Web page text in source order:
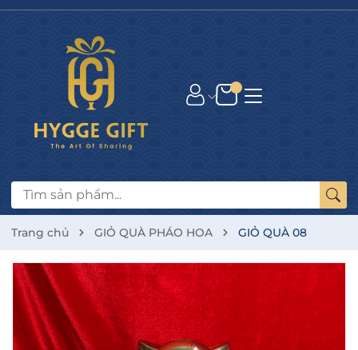
Trang chủ GIỎ QUÀ PHÁO HOA GIỎ QUÀ 08